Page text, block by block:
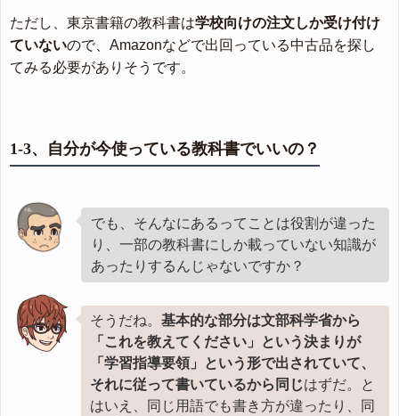
ただし、東京書籍の教科書は学校向けの注文しか受け付け
ていないので、Amazonなどで出回っている中古品を探し
てみる必要がありそうです。
1-3、自分が今使っている教科書でいいの？
でも、そんなにあるってことは役割が違った
り、一部の教科書にしか載っていない知識が
あったりするんじゃないですか？
そうだね。 基本的な部分は文部科学省から
「これを教えてください」という決まりが
「学習指導要領」という形で出されていて、
それに従って書いているから同じはずだ。と
はいえ、同じ用語でも書き方が違ったり、同